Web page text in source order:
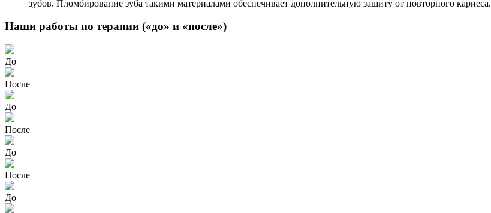
зубов. Пломбирование зуба такими материалами обеспечивает дополнительную защиту от повторного кариеса.
Наши работы по терапии («до» и «после»)
До
После
До
После
До
После
До